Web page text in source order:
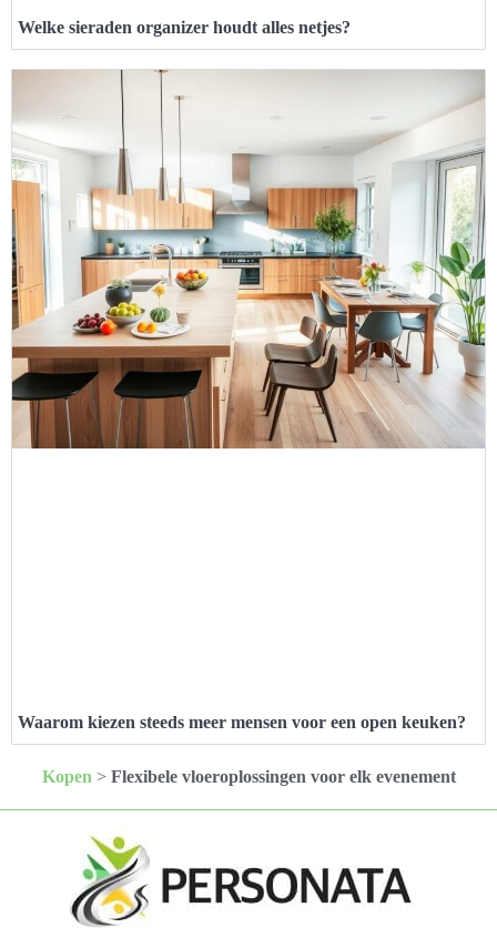
Welke sieraden organizer houdt alles netjes?
Waarom kiezen steeds meer mensen voor een open keuken?
Kopen > Flexibele vloeroplossingen voor elk evenement